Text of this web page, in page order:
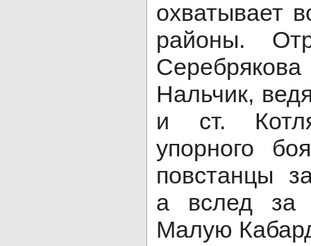
охватывает
районы.
Нальчик,
и ст.
упорного
повстанцы
а вслед
Малую